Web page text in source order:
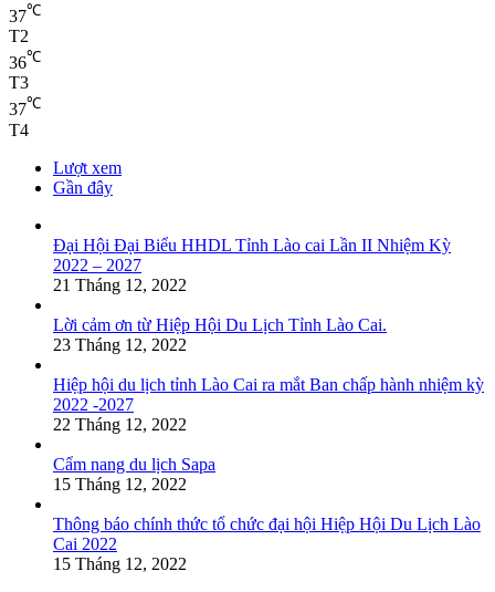
37℃
T2
36℃
T3
37℃
T4
Lượt xem
Gần đây
Đại Hội Đại Biểu HHDL Tỉnh Lào cai Lần II Nhiệm Kỳ
2022 – 2027
21 Tháng 12, 2022
Lời cảm ơn từ Hiệp Hội Du Lịch Tỉnh Lào Cai.
23 Tháng 12, 2022
Hiệp hội du lịch tỉnh Lào Cai ra mắt Ban chấp hành nhiệm kỳ
2022 -2027
22 Tháng 12, 2022
Cẩm nang du lịch Sapa
15 Tháng 12, 2022
Thông báo chính thức tổ chức đại hội Hiệp Hội Du Lịch Lào
Cai 2022
15 Tháng 12, 2022